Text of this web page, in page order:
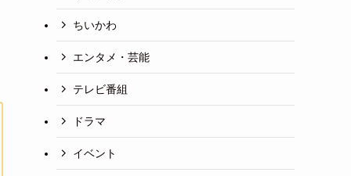
ちいかわ
エンタメ・芸能
テレビ番組
ドラマ
イベント